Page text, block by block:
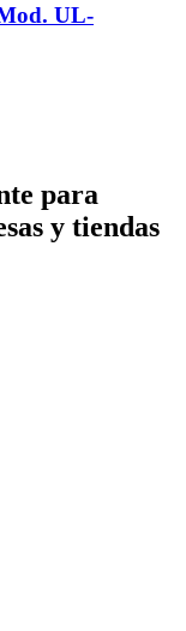
UL-
para
y tiendas